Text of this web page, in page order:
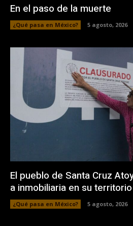
En el paso de la muerte
¿Qué pasa en México? 5 agosto, 2026
El pueblo de Santa Cruz
a inmobiliaria en su territorio
¿Qué pasa en México? 5 agosto, 2026